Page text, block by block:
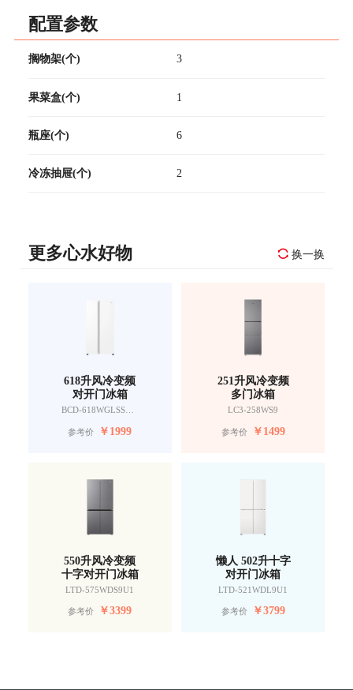
配置参数
搁物架(个) 3
果菜盒(个) 1
瓶座(个) 6
冷冻抽屉(个) 2
更多心水好物 换一换
618升风冷变频
对开门冰箱
BCD-618WGLSSEDW9
参考价 ￥1999
251升风冷变频
多门冰箱
LC3-258WS9
参考价 ￥1499
550升风冷变频
十字对开门冰箱
LTD-575WDS9U1
参考价 ￥3399
懒人 502升十字
对开门冰箱
LTD-521WDL9U1
参考价 ￥3799